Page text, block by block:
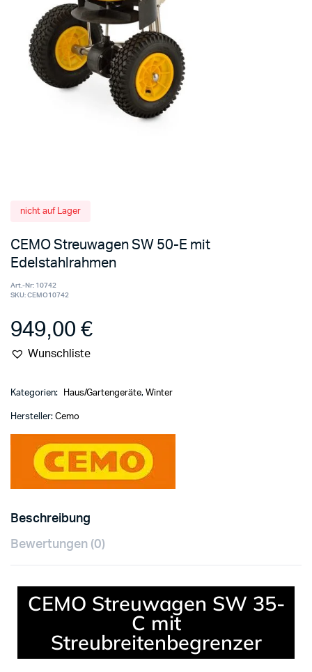
nicht auf Lager
CEMO Streuwagen SW 50-E mit
Edelstahlrahmen
Art.-Nr:10742
SKU: CEMO10742
949,00€
Wunschliste
Kategorien: Haus/Gartengeräte,Winter
Hersteller: Cemo
Beschreibung
Bewertungen (0)
CEMO Streuwagen SW 35-
C mit
Streubreitenbegrenzer